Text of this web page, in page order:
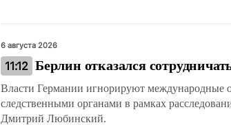
6 августа 2026
11:12 Берлин отказался
Власти Германии игнорируют международные
следственными органами в рамках
Дмитрий Любинский.